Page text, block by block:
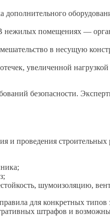
дополнительного
нежилых помещениях —
в несущую
увеличенной
безопасности.
и проведения строительных
шумоизоляцию,
для конкретных
штрафов и